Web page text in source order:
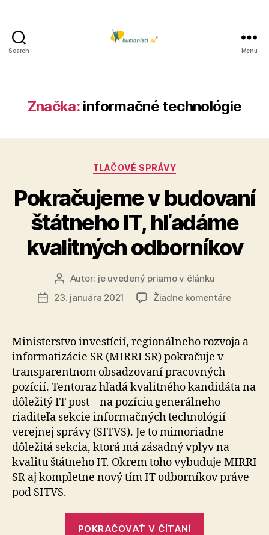
Search Menu
Značka: informačné technológie
Kategórie
TLAČOVÉ SPRÁVY
Pokračujeme v budovaní
štátneho IT, hľadáme
kvalitných odborníkov
Autor
článku
Autor: je uvedený priamo v článku
Dátum
23. januára 2021 Žiadne komentárena
štátneho
Ministerstvo investícií, regionálneho rozvoja a
informatizácie SR (MIRRI SR) pokračuje v
transparentnom obsadzovaní pracovných
pozícií. Tentoraz hľadá kvalitného kandidáta na
dôležitý IT post – na pozíciu generálneho
riaditeľa sekcie informačných technológií
verejnej správy (SITVS). Je to mimoriadne
dôležitá sekcia, ktorá má zásadný vplyv na
kvalitu štátneho IT. Okrem toho vybuduje MIRRI
SR aj kompletne nový tím IT odborníkov práve
pod SITVS.
POKRAČOVAŤ V ČÍTANÍ